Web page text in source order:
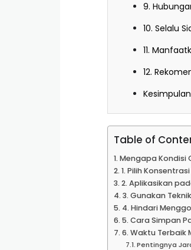
9.
10. Selalu
11.
12.
Table of
Mengapa Kondisi
1. Pilih
2. Aplikasikan
3. Gunakan
4. Hindari
5. Cara Simpan
6. Waktu Terbaik
Pentingnya